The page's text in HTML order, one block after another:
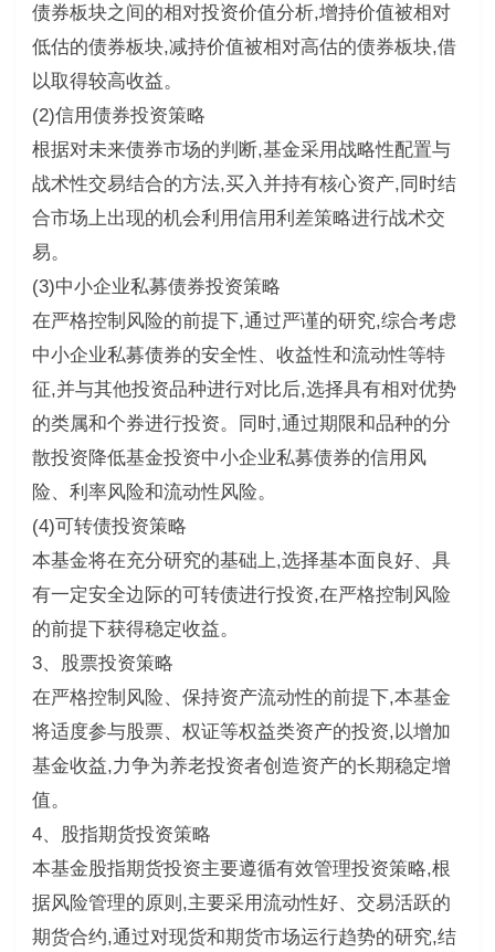
债券板块之间的相对投资价值分析,增持价值被相对
低估的债券板块,减持价值被相对高估的债券板块,借
以取得较高收益。
(2)信用债券投资策略
根据对未来债券市场的判断,基金采用战略性配置与
战术性交易结合的方法,买入并持有核心资产,同时结
合市场上出现的机会利用信用利差策略进行战术交
易。
(3)中小企业私募债券投资策略
在严格控制风险的前提下,通过严谨的研究,综合考虑
中小企业私募债券的安全性、收益性和流动性等特
征,并与其他投资品种进行对比后,选择具有相对优势
的类属和个券进行投资。同时,通过期限和品种的分
散投资降低基金投资中小企业私募债券的信用风
险、利率风险和流动性风险。
(4)可转债投资策略
本基金将在充分研究的基础上,选择基本面良好、具
有一定安全边际的可转债进行投资,在严格控制风险
的前提下获得稳定收益。
3、股票投资策略
在严格控制风险、保持资产流动性的前提下,本基金
将适度参与股票、权证等权益类资产的投资,以增加
基金收益,力争为养老投资者创造资产的长期稳定增
值。
4、股指期货投资策略
本基金股指期货投资主要遵循有效管理投资策略,根
据风险管理的原则,主要采用流动性好、交易活跃的
期货合约,通过对现货和期货市场运行趋势的研究,结